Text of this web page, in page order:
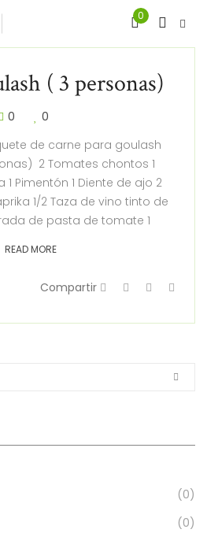
0
( 3 personas)
0
0
de carne para goulash
2 Tomates chontos 1
Pimentón 1 Diente de ajo 2
1/2 Taza de vino tinto de
de pasta de tomate 1
READ MORE
Compartir
(0)
(0)